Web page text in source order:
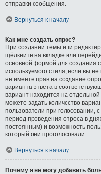
отправки сообщения.
Вернуться к началу
Как мне создать опрос?
При создании темы или
щёлкните на вкладке или
основной формой для создания
используемого стиля; если вы
не имеете прав на создание
варианта ответа в
вариант находится на
можете задать количество
пользователи при голосовании,
период проведения опроса в
постоянным) и возможность
который они проголосовали.
Вернуться к началу
Почему я не могу добавить